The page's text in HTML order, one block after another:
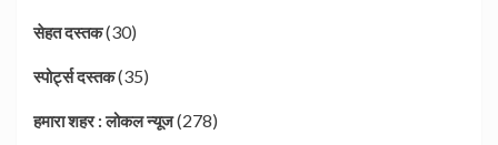
सेहत दस्तक(30)
स्पोर्ट्स दस्तक(35)
हमारा शहर : लोकल न्यूज(278)